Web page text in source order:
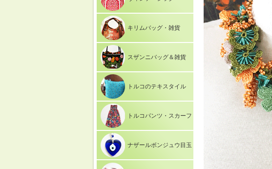
キリムバッグ・雑貨
スザンニバッグ＆雑貨
トルコのテキスタイル
トルコパンツ・スカーフ
ナザールボンジュウ目玉